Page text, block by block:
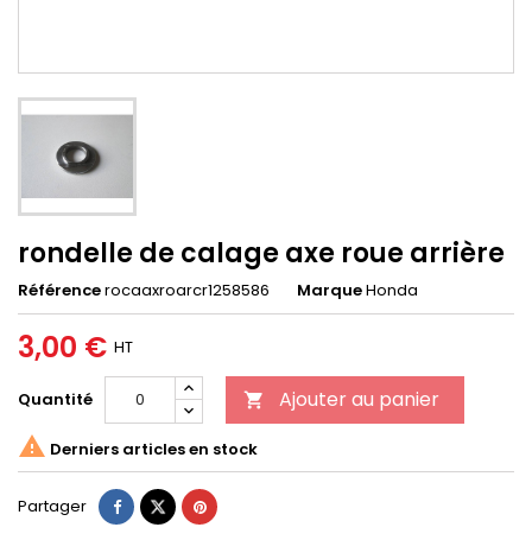
rondelle de calage axe roue arrière
Référencerocaaxroarcr1258586 MarqueHonda
3,00 € HT
Quantité  Ajouter au panier
 Derniers articles en stock
Partager